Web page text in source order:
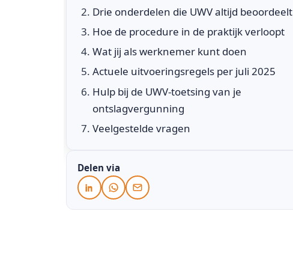
Drie onderdelen die UWV altijd beoordeelt
Hoe de procedure in de praktijk verloopt
Wat jij als werknemer kunt doen
Actuele uitvoeringsregels per juli 2025
Hulp bij de UWV-toetsing van je
ontslagvergunning
Veelgestelde vragen
Delen via